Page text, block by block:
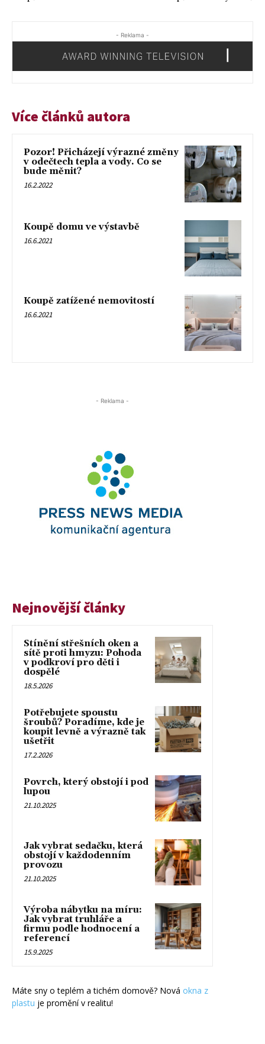
- Reklama -
Více článků autora
Pozor! Přicházejí výrazné změny
v odečtech tepla a vody. Co se
bude měnit?
16.2.2022
Koupě domu ve výstavbě
16.6.2021
Koupě zatížené nemovitostí
16.6.2021
- Reklama -
Nejnovější články
Stínění střešních oken a
sítě proti hmyzu: Pohoda
v podkroví pro děti i
dospělé
18.5.2026
Potřebujete spoustu
šroubů? Poradíme, kde je
koupit levně a výrazně tak
ušetřit
17.2.2026
Povrch, který obstojí i pod
lupou
21.10.2025
Jak vybrat sedačku, která
obstojí v každodenním
provozu
21.10.2025
Výroba nábytku na míru:
Jak vybrat truhláře a
firmu podle hodnocení a
referencí
15.9.2025
Máte sny o teplém a tichém domově? Nová okna z
plastu je promění v realitu!